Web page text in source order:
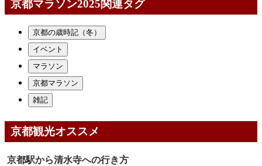
京都マラソン2025関連タグ
京都の歳時記（冬）
イベント
マラソン
京都マラソン
雑記
京都観光オススメ
京都駅から清水寺への行き方